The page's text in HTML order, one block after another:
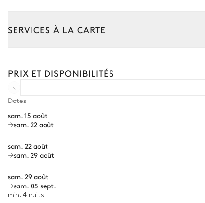
SERVICES À LA CARTE
Bien-être à domicile
Location de vélo
Sports nautiques
PRIX ET DISPONIBILITÉS
Dates
sam. 15 août
sam. 22 août
sam. 22 août
sam. 29 août
sam. 29 août
sam. 05 sept.
min. 4 nuits